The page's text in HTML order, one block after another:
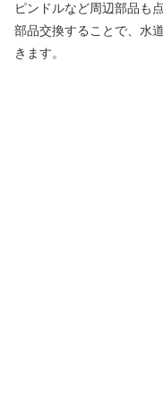
ピンドルなど周辺部品も
部品交換することで、水
きます。